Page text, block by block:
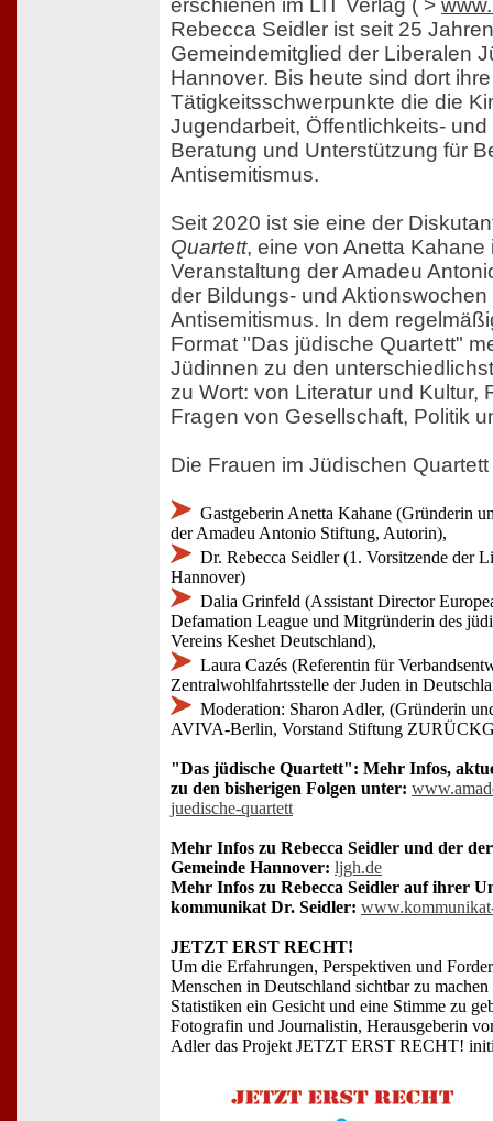
erschienen im LIT Verlag ( >
Rebecca Seidler ist seit 25
Gemeindemitglied der Liberalen
Hannover. Bis heute sind dort ihre
Tätigkeitsschwerpunkte die die
Jugendarbeit, Öffentlichkeits-
Beratung und Unterstützung für
Antisemitismus.
Seit 2020 ist sie eine der
Quartett, eine von Anetta Kahane
Veranstaltung der Amadeu
der Bildungs- und
Antisemitismus. In dem
Format "Das jüdische Quartett"
Jüdinnen zu den
zu Wort: von Literatur und Kultur,
Fragen von Gesellschaft, Politik
Die Frauen im Jüdischen
Gastgeberin Anetta Kahane (Gründerin
der Amadeu Antonio Stiftung, Autorin),
Dr. Rebecca Seidler (1. Vorsitzende der
Hannover)
Dalia Grinfeld (Assistant Director
Defamation League und Mitgründerin des
Vereins Keshet Deutschland),
Laura Cazés (Referentin für
Zentralwohlfahrtsstelle der Juden in
Moderation: Sharon Adler, (Gründerin
AVIVA-Berlin, Vorstand Stiftung
"Das jüdische Quartett": Mehr Infos,
zu den bisherigen Folgen unter:
juedische-quartett
Mehr Infos zu Rebecca Seidler und der
Gemeinde Hannover: ljgh.de
Mehr Infos zu Rebecca Seidler auf ihrer
kommunikat Dr. Seidler:
JETZT ERST RECHT!
Um die Erfahrungen, Perspektiven und
Menschen in Deutschland sichtbar zu
Statistiken ein Gesicht und eine Stimme zu
Fotografin und Journalistin, Herausgeberin
Adler das Projekt JETZT ERST RECHT!